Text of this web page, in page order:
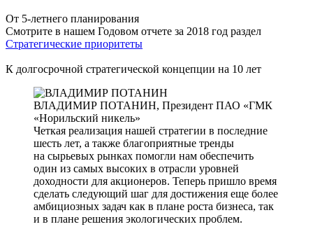
От 5-летнего планирования
Смотрите в нашем Годовом отчете за 2018 год раздел
Стратегические приоритеты
К долгосрочной стратегической концепции на 10 лет
ВЛАДИМИР ПОТАНИН, Президент ПАО «ГМК
«Норильский никель»
Четкая реализация нашей стратегии в последние
шесть лет, а также благоприятные тренды
на сырьевых рынках помогли нам обеспечить
один из самых высоких в отрасли уровней
доходности для акционеров. Теперь пришло время
сделать следующий шаг для достижения еще более
амбициозных задач как в плане роста бизнеса, так
и в плане решения экологических проблем.